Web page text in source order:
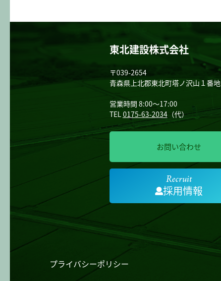
東北建設株式会社
〒039-2654
青森県上北郡東北町塔ノ沢山１番地
営業時間 8:00～17:00
TEL0175-63-2034（代）
お問い合わせ
Recruit
採用情報
プライバシーポリシー